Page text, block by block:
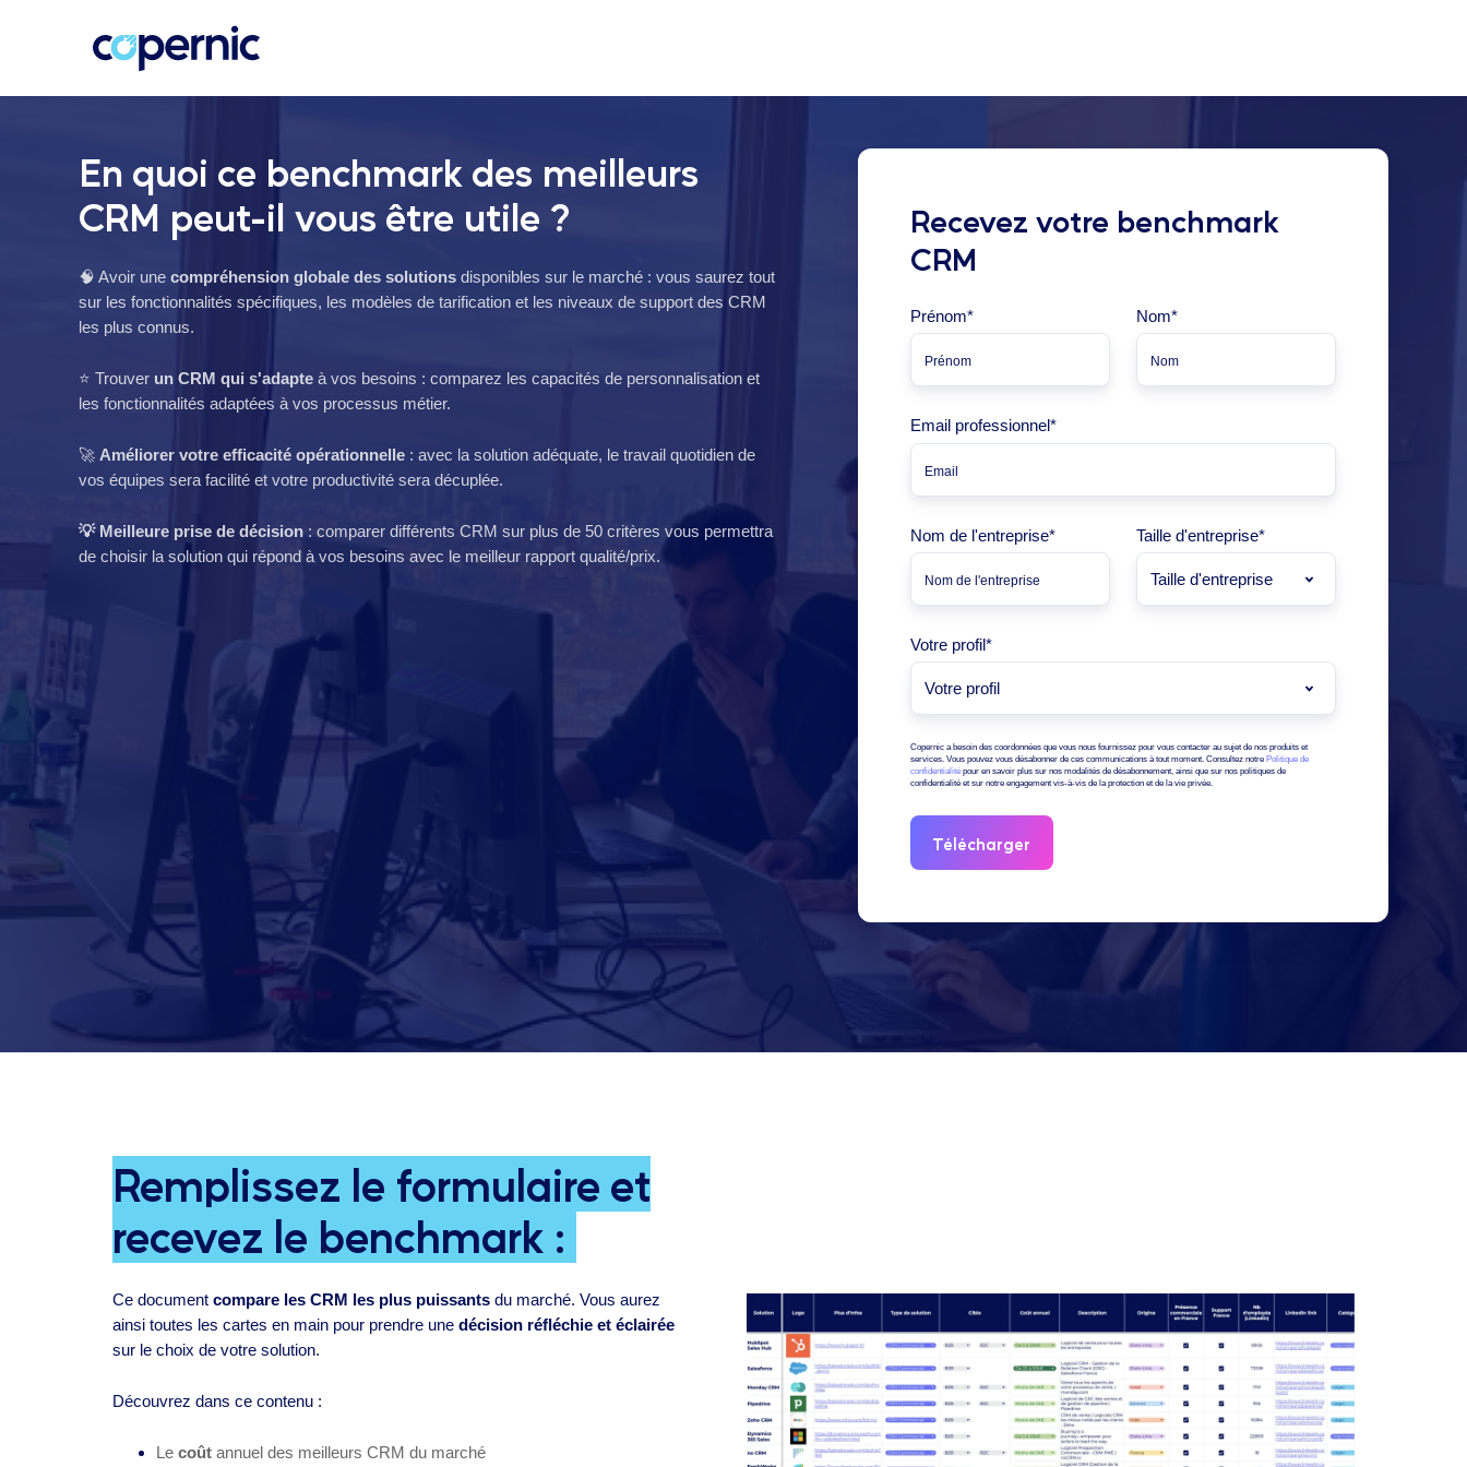
En quoi ce benchmark des meilleurs
CRM peut-il vous être utile ?
🧠 Avoir une compréhension globale des solutions disponibles sur le marché : vous saurez tout
sur les fonctionnalités spécifiques, les modèles de tarification et les niveaux de support des CRM
les plus connus.
⭐ Trouver un CRM qui s'adapte à vos besoins : comparez les capacités de personnalisation et
les fonctionnalités adaptées à vos processus métier.
🚀 Améliorer votre efficacité opérationnelle : avec la solution adéquate, le travail quotidien de
vos équipes sera facilité et votre productivité sera décuplée.
💡 Meilleure prise de décision : comparer différents CRM sur plus de 50 critères vous permettra
de choisir la solution qui répond à vos besoins avec le meilleur rapport qualité/prix.
Recevez votre benchmark
CRM
Prénom* Nom*
Email professionnel*
Nom de l'entreprise* Taille d'entreprise*
Votre profil*
Copernic a besoin des coordonnées que vous nous fournissez pour vous contacter au sujet de nos produits et
services. Vous pouvez vous désabonner de ces communications à tout moment. Consultez notre Politique de
confidentialitépour en savoir plus sur nos modalités de désabonnement, ainsi que sur nos politiques de
confidentialité et sur notre engagement vis-à-vis de la protection et de la vie privée.
Remplissez le formulaire et
recevez le benchmark :
Ce document compare les CRM les plus puissants du marché. Vous aurez
ainsi toutes les cartes en main pour prendre une décision réfléchie et éclairée
sur le choix de votre solution.
Découvrez dans ce contenu :
Le coût annuel des meilleurs CRM du marché